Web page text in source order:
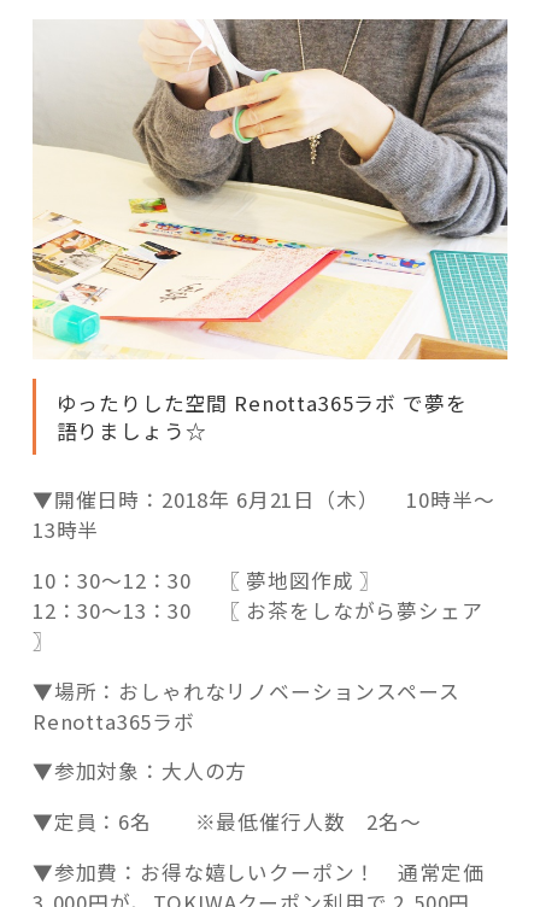
ゆったりした空間 Renotta365ラボ で夢を
語りましょう☆
▼開催日時：2018年 6月21日（木） 10時半～
13時半
10：30～12：30 〖 夢地図作成 〗
12：30～13：30 〖 お茶をしながら夢シェア
〗
▼場所：おしゃれなリノベーションスペース
Renotta365ラボ
▼参加対象：大人の方
▼定員：6名 ※最低催行人数 2名～
▼参加費：お得な嬉しいクーポン！ 通常定価